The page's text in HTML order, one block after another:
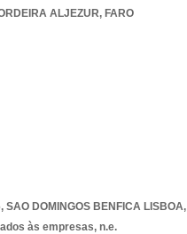
ALJEZUR, FARO
, SAO DOMINGOS BENFICA LISBOA,
às empresas, n.e.